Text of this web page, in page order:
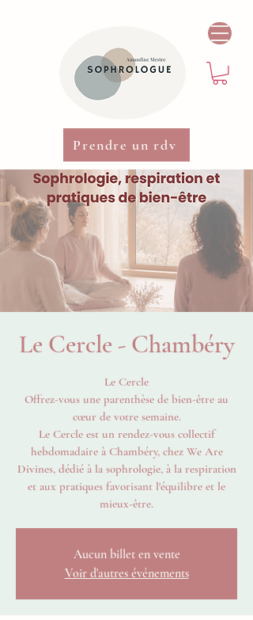
Prendre un rdv
Le Cercle - Chambéry
Le Cercle
Offrez-vous une parenthèse de bien-être au
cœur de votre semaine.
Le Cercle est un rendez-vous collectif
hebdomadaire à Chambéry, chez We Are
Divines, dédié à la sophrologie, à la respiration
et aux pratiques favorisant l'équilibre et le
mieux-être.
Aucun billet en vente
Voir d'autres événements